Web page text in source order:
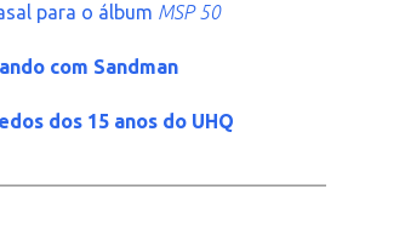
para o álbum MSP 50
com Sandman
dos 15 anos do UHQ